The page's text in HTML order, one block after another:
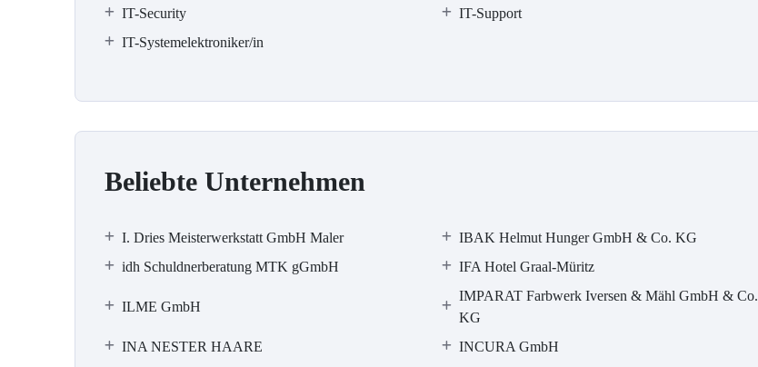
IT-Security
IT-Support
IT-Systemelektroniker/in
Beliebte Unternehmen
I. Dries Meisterwerkstatt GmbH Maler IBAK Helmut Hunger GmbH & Co. KG
idh Schuldnerberatung MTK gGmbH
IFA Hotel Graal-Müritz
ILME GmbH
IMPARAT Farbwerk Iversen & Mähl GmbH & Co.
KG
INA NESTER HAARE
INCURA GmbH